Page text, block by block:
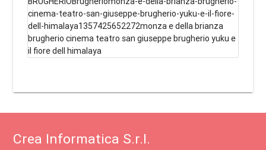
cinema-teatro-san-giuseppe-brugherio-yuku-e-il-fiore-
dell-himalaya1357425652272monza e della brianza
brugherio cinema teatro san giuseppe brugherio yuku e
il fiore dell himalaya
Crea Informatica S.r.l.